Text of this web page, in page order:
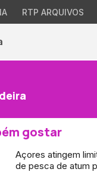
RTP ARQUIVOS
gostar
Açores atingem
de pesca de atum